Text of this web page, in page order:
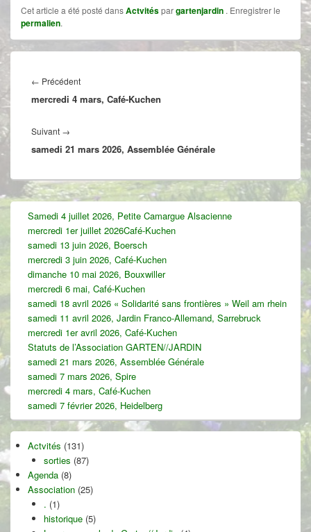
Cet article a été posté dansActvitéspargartenjardin . Enregistrer le
permalien.
de
l’article
← PrécédentArticle
précédent :
mercredi 4 mars, Café-Kuchen
Suivant →
suivant :
samedi 21 mars 2026, Assemblée Générale
Zone
principale
widget
barre
latérale
Samedi 4 juillet 2026, Petite Camargue Alsacienne
mercredi 1er juillet 2026Café-Kuchen
samedi 13 juin 2026, Boersch
mercredi 3 juin 2026, Café-Kuchen
dimanche 10 mai 2026, Bouxwiller
mercredi 6 mai, Café-Kuchen
samedi 18 avril 2026 « Solidarité sans frontières » Weil am rhein
samedi 11 avril 2026, Jardin Franco-Allemand, Sarrebruck
mercredi 1er avril 2026, Café-Kuchen
Statuts de l’Association GARTEN//JARDIN
samedi 21 mars 2026, Assemblée Générale
samedi 7 mars 2026, Spire
mercredi 4 mars, Café-Kuchen
samedi 7 février 2026, Heidelberg
Actvités (131)
sorties (87)
Agenda (8)
Association (25)
. (1)
historique(5)